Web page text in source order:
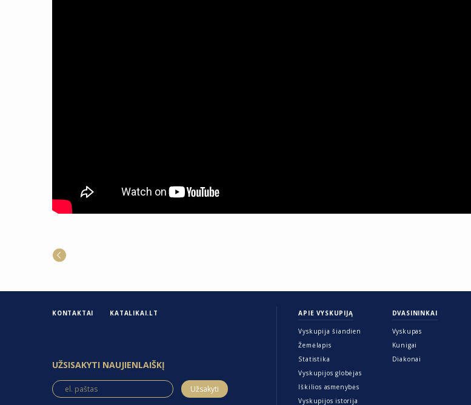
KONTAKTAI KATALIKAI.LT
UŽSISAKYTI NAUJIENLAIŠKĮ
APIE VYSKUPIJĄ
Vyskupija šiandien
Žemėlapis
Statistika
Vyskupijos globėjas
Iškilios asmenybės
Vyskupijos istorija
DVASININKAI
Vyskupas
Kunigai
Diakonai